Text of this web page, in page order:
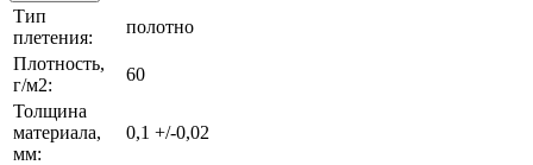
Тип
плетения:
полотно
Плотность,
г/м2:
60
Толщина
материала,
мм:
0,1 +/-0,02